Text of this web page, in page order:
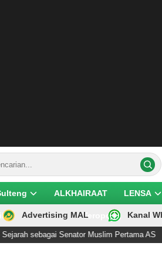
ALKHAIRAAT LENSA
Teropong
Advertising MAL Kanal
Senator Muslim Pertama AS